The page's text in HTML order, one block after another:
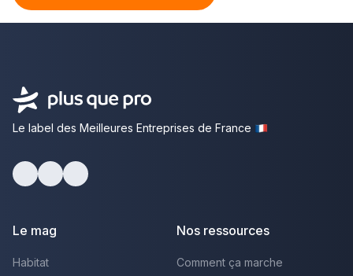
Le label des Meilleures Entreprises de France
Le mag
Habitat
Nos ressources
Comment ça marche